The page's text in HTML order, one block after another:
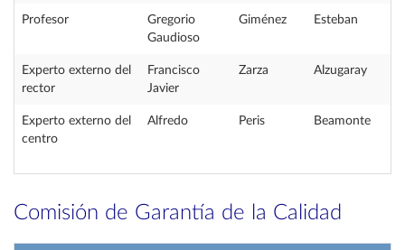
Profesor
Gregorio
Gaudioso
Giménez Esteban
Experto externo del
rector
Francisco
Javier
Zarza Alzugaray
Experto externo del
centro
Alfredo Peris Beamonte
Comisión de Garantía de la Calidad